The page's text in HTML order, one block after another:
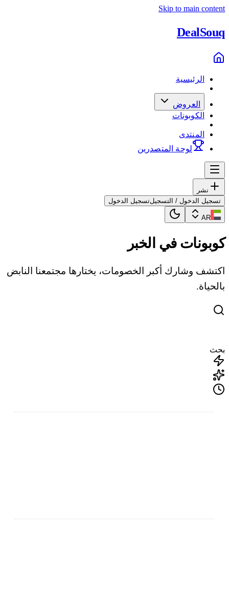
Skip to main content
DealSouq
الرئيسية
العروض
الكوبونات
المنتدى
لوحة المتصدرين
نشر
تسجيل الدخول / التسجيلتسجيل الدخول
AR
كوبونات في الخبر
اكتشف وشارك أكبر الخصومات، يختارها مجتمعنا النابض
بالحياة.
بحث